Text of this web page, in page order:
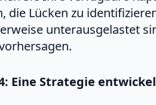
die Lücken zu
unterausgelastet
Eine Strategie